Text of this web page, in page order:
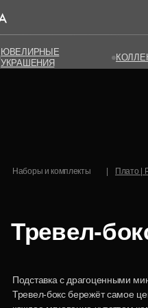
ЮВЕЛИРНЫЕ
УКРАШЕНИЯ
ЮВЕЛИРНЫЕ
УКРАШЕНИЯ
Тревел-
Подставка с драгоценными
Тревел-бокс бережёт самое
Плато |
Наборы и комплекты